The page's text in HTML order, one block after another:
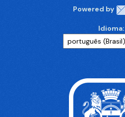
Powered by
Idioma